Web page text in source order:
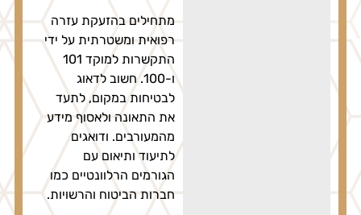
מתחילים בהזעקת עזרה
רפואית ומשטרתית על ידי
התקשרות למוקד 101
ו-100. חשוב לדאוג
לבטיחות במקום, לתעד
את התאונה ולאסוף מידע
מהמעורבים. ודואגים
לתיעוד ותיאום עם
הגורמים הרלוונטיים כמו
חברות הביטוח והרשויות.